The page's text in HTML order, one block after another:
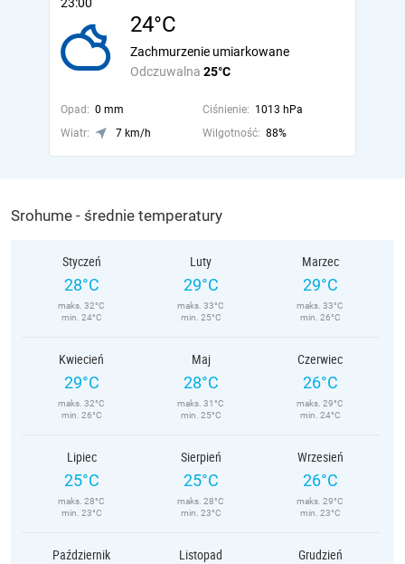
24°C
Odczuwalna 25°C
Zachmurzenie umiarkowane
Opad: 0 mm Ciśnienie: 1013 hPa
Wiatr:
7 km/h Wilgotność: 88%
Srohume - średnie temperatury
Styczeń
28°C
maks. 32°C
min. 24°C
Luty
29°C
maks. 33°C
min. 25°C
Marzec
29°C
maks. 33°C
min. 26°C
Kwiecień
29°C
maks. 32°C
min. 26°C
Maj
28°C
maks. 31°C
min. 25°C
Czerwiec
26°C
maks. 29°C
min. 24°C
Lipiec
25°C
maks. 28°C
min. 23°C
Sierpień
25°C
maks. 28°C
min. 23°C
Wrzesień
26°C
maks. 29°C
min. 23°C
Październik Listopad Grudzień